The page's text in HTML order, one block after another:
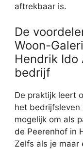
aftrekbaar is.
De
Woon-
Hendrik Ido
bedrijf
De praktijk leert
het bedrijfsleven
mogelijk om als
de Peerenhof in
Zelfs als je